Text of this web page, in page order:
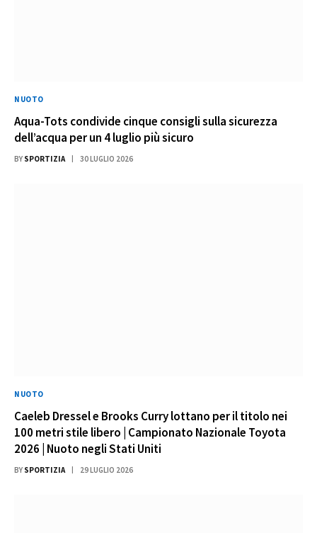
NUOTO
Aqua-Tots condivide cinque consigli sulla sicurezza
dell’acqua per un 4 luglio più sicuro
BY SPORTIZIA 30 LUGLIO 2026
NUOTO
Caeleb Dressel e Brooks Curry lottano per il titolo nei
100 metri stile libero | Campionato Nazionale Toyota
2026 | Nuoto negli Stati Uniti
BY SPORTIZIA 29 LUGLIO 2026